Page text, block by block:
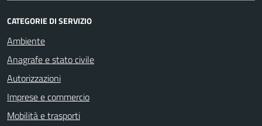
CATEGORIE DI SERVIZIO
Ambiente
Anagrafe e stato civile
Autorizzazioni
Imprese e commercio
Mobilità e trasporti